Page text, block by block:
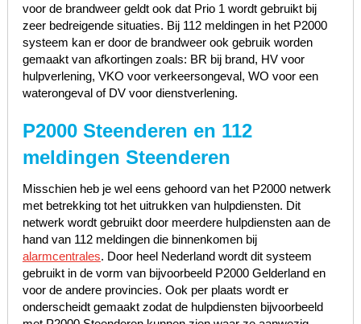
voor de brandweer geldt ook dat Prio 1 wordt gebruikt bij
zeer bedreigende situaties. Bij 112 meldingen in het P2000
systeem kan er door de brandweer ook gebruik worden
gemaakt van afkortingen zoals: BR bij brand, HV voor
hulpverlening, VKO voor verkeersongeval, WO voor een
waterongeval of DV voor dienstverlening.
P2000 Steenderen en 112
meldingen Steenderen
Misschien heb je wel eens gehoord van het P2000 netwerk
met betrekking tot het uitrukken van hulpdiensten. Dit
netwerk wordt gebruikt door meerdere hulpdiensten aan de
hand van 112 meldingen die binnenkomen bij
alarmcentrales. Door heel Nederland wordt dit systeem
gebruikt in de vorm van bijvoorbeeld P2000 Gelderland en
voor de andere provincies. Ook per plaats wordt er
onderscheidt gemaakt zodat de hulpdiensten bijvoorbeeld